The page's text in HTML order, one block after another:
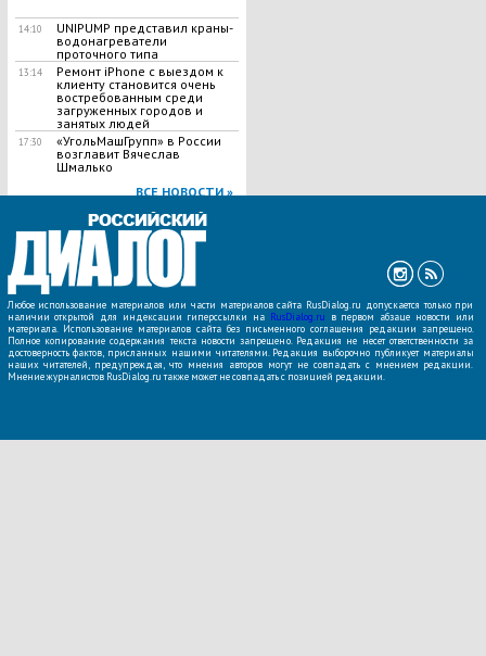
14:10
UNIPUMP представил краны-
водонагреватели
проточного типа
13:14
Ремонт iPhone с выездом к
клиенту становится очень
востребованным среди
загруженных городов и
занятых людей
17:30
«УгольМашГрупп» в России
возглавит Вячеслав
Шмалько
ВСЕ НОВОСТИ »
Любое использование материалов или части материалов сайта RusDialog.ru допускается только при
наличии открытой для индексации гиперссылки на RusDialog.ru в первом абзаце новости или
материала. Использование материалов сайта без письменного соглашения редакции запрещено.
Полное копирование содержания текста новости запрещено. Редакция не несет ответственности за
достоверность фактов, присланных нашими читателями. Редакция выборочно публикует материалы
наших читателей, предупреждая, что мнения авторов могут не совпадать с мнением редакции.
Мнение журналистов RusDialog.ru также может не совпадать с позицией редакции.